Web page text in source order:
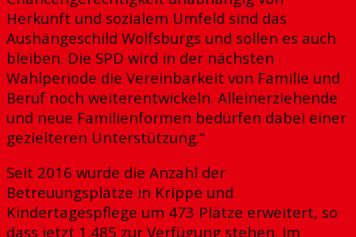
Herkunft und sozialem Umfeld sind das
Aushängeschild Wolfsburgs und sollen es auch
bleiben. Die SPD wird in der nächsten
Wahlperiode die Vereinbarkeit von Familie und
Beruf noch weiterentwickeln. Alleinerziehende
und neue Familienformen bedürfen dabei einer
gezielteren Unterstützung.“
Seit 2016 wurde die Anzahl der
Betreuungsplätze in Krippe und
Kindertagespflege um 473 Plätze erweitert, so
dass jetzt 1.485 zur Verfügung stehen. Im